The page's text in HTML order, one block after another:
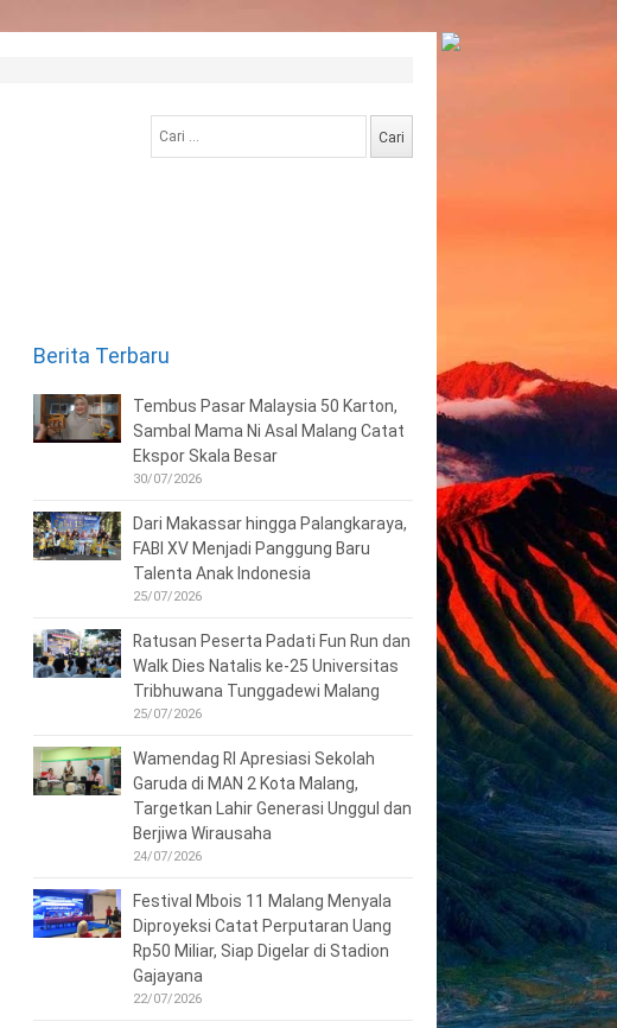
untuk:
Berita Terbaru
Tembus Pasar Malaysia 50 Karton,
Sambal Mama Ni Asal Malang Catat
Ekspor Skala Besar
30/07/2026
Dari Makassar hingga Palangkaraya,
FABI XV Menjadi Panggung Baru
Talenta Anak Indonesia
25/07/2026
Ratusan Peserta Padati Fun Run dan
Walk Dies Natalis ke-25 Universitas
Tribhuwana Tunggadewi Malang
25/07/2026
Wamendag RI Apresiasi Sekolah
Garuda di MAN 2 Kota Malang,
Targetkan Lahir Generasi Unggul dan
Berjiwa Wirausaha
24/07/2026
Festival Mbois 11 Malang Menyala
Diproyeksi Catat Perputaran Uang
Rp50 Miliar, Siap Digelar di Stadion
Gajayana
22/07/2026